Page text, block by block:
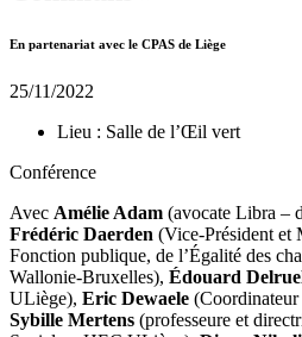
En partenariat avec le CPAS de Liège
25/11/2022
Lieu : Salle de l’Œil vert
Conférence
Avec Amélie Adam (avocate Libra –
Frédéric Daerden (Vice-Président et
Fonction publique, de l’Égalité des
Wallonie-Bruxelles), Édouard
ULiège), Eric Dewaele
Sybille Mertens (professeure et